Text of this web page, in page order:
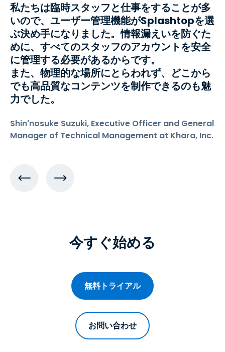
私たちは臨時スタッフと仕事をすることが多
いので、ユーザー管理機能がSplashtopを選
ぶ決め手になりました。情報漏えいを防ぐた
めに、すべてのスタッフのアカウントを安全
に管理する必要があるからです。
また、物理的な場所にとらわれず、どこから
でも高品質なコンテンツを制作できるのも魅
力でした。
Shin'nosuke Suzuki, Executive Officer and General
Manager of Technical Management at Khara, Inc.
今すぐ始める
無料トライアル
お問い合わせ